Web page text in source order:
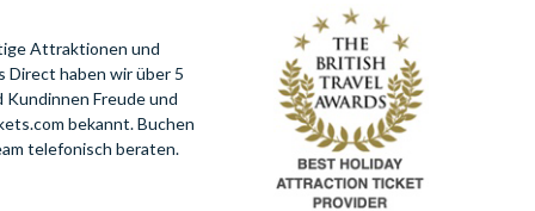
Attraktionen und
Direct haben wir über 5
Freude und
bekannt. Buchen
telefonisch beraten.